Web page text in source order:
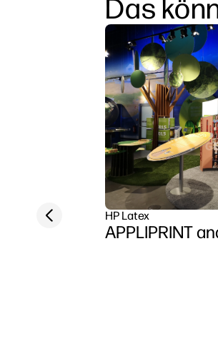
Das
HP Latex
APPLIPRINT
Previous slide